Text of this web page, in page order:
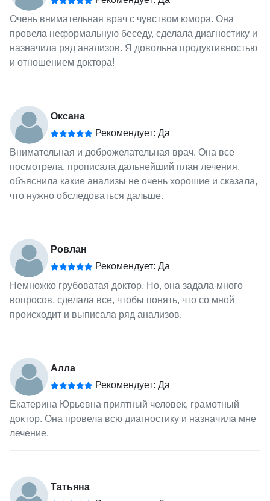
Очень внимательная врач с чувством юмора. Она
провела неформальную беседу, сделала диагностику и
назначила ряд анализов. Я довольна продуктивностью
и отношением доктора!
Оксана
Рекомендует: Да
Внимательная и доброжелательная врач. Она все
посмотрела, прописала дальнейший план лечения,
объяснила какие анализы не очень хорошие и сказала,
что нужно обследоваться дальше.
Ровлан
Рекомендует: Да
Немножко грубоватая доктор. Но, она задала много
вопросов, сделала все, чтобы понять, что со мной
происходит и выписала ряд анализов.
Алла
Рекомендует: Да
Екатерина Юрьевна приятный человек, грамотный
доктор. Она провела всю диагностику и назначила мне
лечение.
Татьяна